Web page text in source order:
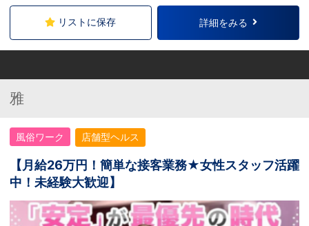
リストに保存 詳細をみる
雅
風俗ワーク 店舗型ヘルス
【月給26万円！簡単な接客業務★女性スタッフ活躍
中！未経験大歓迎】